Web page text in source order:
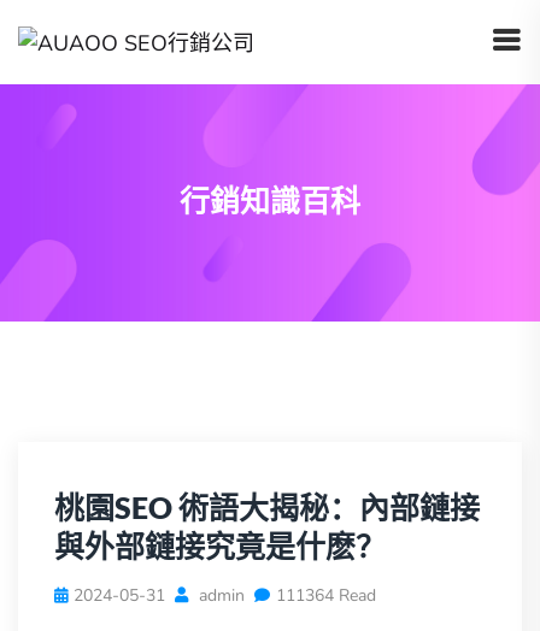
行銷知識百科
桃園SEO 術語大揭秘：內部鏈接
與外部鏈接究竟是什麽？
2024-05-31 admin 111364 Read